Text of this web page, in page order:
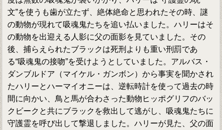
文”を使うも歯が立たず、絶体絶命と思われたその時、謎
の動物が現れて吸魂鬼たちを追い払いました。ハリーはそ
の動物を出迎える人影に父の面影を見ていました。その
後、捕らえられたブラックは死刑よりも重い刑罰であ
る“吸魂鬼の接吻”を受けようとしていました。アルバス・
ダンブルドア（マイケル・ガンボン）から事実を聞かされ
たハリーとハーマイオニーは、逆転時計を使って過去の時
間に向かい、鳥と馬が合わさった動物ヒッポグリフのバッ
クビークと共にブラックを救出して逃がし、吸魂鬼たちに
守護霊を呼び出して撃退しました。ハリーが見た、父の面